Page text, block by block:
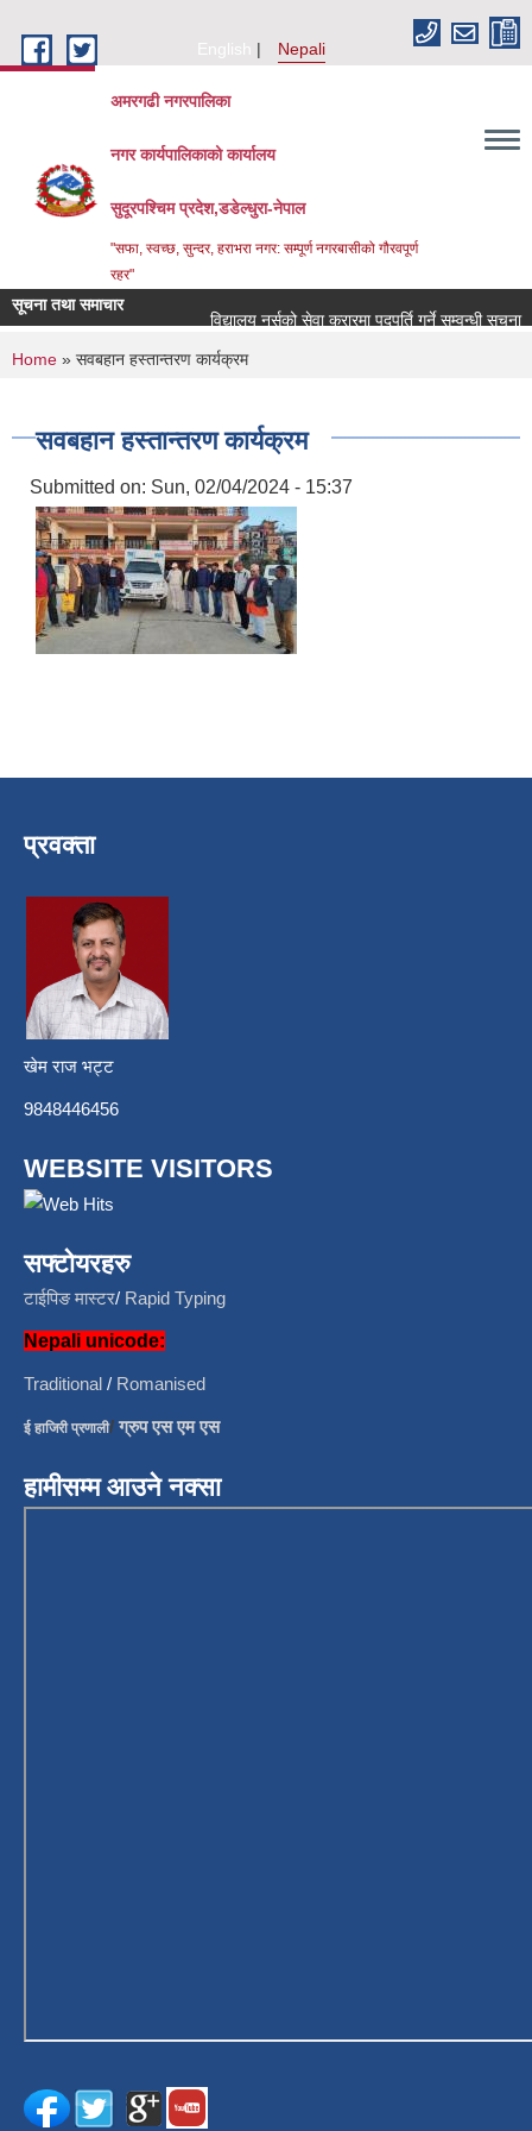
English
Nepali
अमरगढी नगरपालिका
नगर कार्यपालिकाको कार्यालय
सुदूरपश्चिम प्रदेश,डडेल्धुरा-नेपाल
"सफा, स्वच्छ, सुन्दर, हराभरा नगर: सम्पूर्ण नगरबासीको गौरवपूर्ण
रहर"
सूचना तथा समाचार
विद्यालय नर्सको सेवा करारमा पदपूर्ति गर्ने सम्वन्धी सूचना ।।
You are here
Home » सवबहान हस्तान्तरण कार्यक्रम
सवबहान हस्तान्तरण कार्यक्रम
Submitted on: Sun, 02/04/2024 - 15:37
प्रवक्ता
खेम राज भट्ट
9848446456
WEBSITE VISITORS
सफ्टोयरहरु
टाईपिङ मास्टर/ Rapid Typing
Nepali unicode:
Traditional / Romanised
ई हाजिरी प्रणाली/ग्रुप एस एम एस
हामीसम्म आउने नक्सा